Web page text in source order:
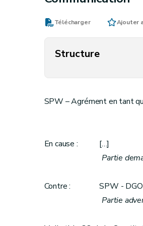
Télécharger Ajouter
Structure
SPW – Agrément en tant
En cause : […]
Partie
Contre : SPW - DGO6,
Partie